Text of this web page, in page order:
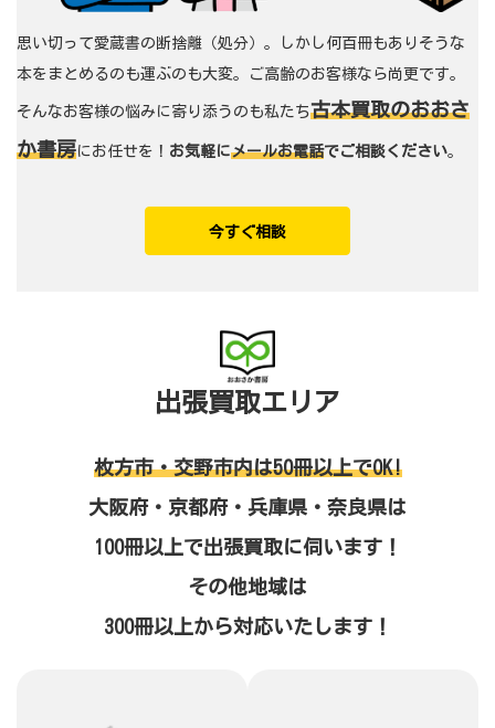
思い切って愛蔵書の断捨離（処分）。しかし何百冊もありそうな
本をまとめるのも運ぶのも大変。ご高齢のお客様なら尚更です。
そんなお客様の悩みに寄り添うのも私たち古本買取のおおさ
か書房にお任せを！ お気軽にメールお電話でご相談ください。
今すぐ相談
出張買取エリア
枚方市・交野市内は50冊以上でOK!
大阪府・京都府・兵庫県・奈良県は
100冊以上で出張買取に伺います！
その他地域は
300冊以上から対応いたします！